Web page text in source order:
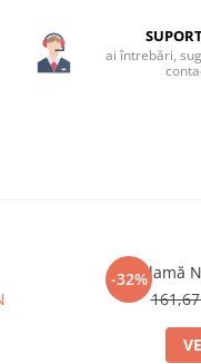
ai întrebări,
-32%
Ie damă